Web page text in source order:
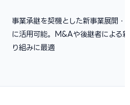
事業承継を契機とした新事業展開・
に活用可能。M&Aや後継者による
り組みに最適